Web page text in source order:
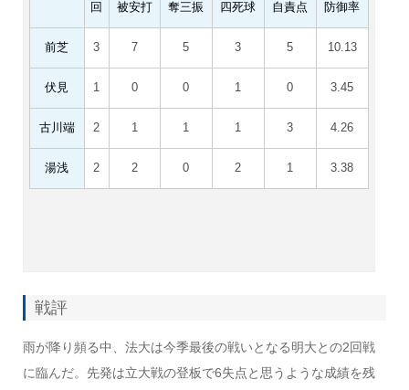
回 被安打 奪三振 四死球 自責点 防御率
前芝 3 7 5 3 5 10.13
伏見 1 0 0 1 0 3.45
古川端 2 1 1 1 3 4.26
湯浅 2 2 0 2 1 3.38
戦評
雨が降り頻る中、法大は今季最後の戦いとなる明大との2回戦
に臨んだ。先発は立大戦の登板で6失点と思うような成績を残